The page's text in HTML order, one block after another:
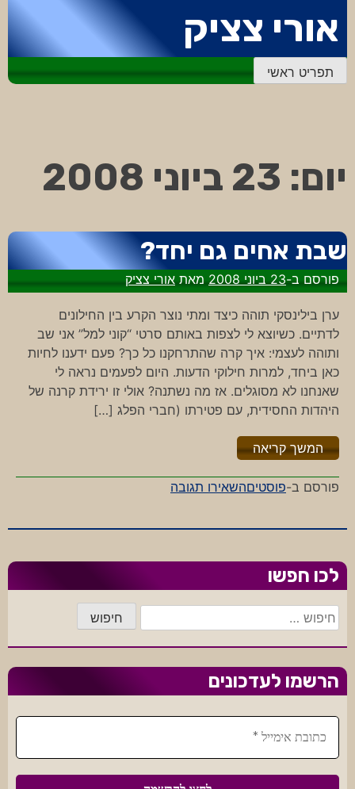
לתוכן
אורי צציק
תפריט ראשי
יום: 23 ביוני 2008
שבת אחים גם יחד?
פורסם ב-23 ביוני 2008 מאתאורי צציק
ערן בילינסקי תוהה כיצד ומתי נוצר הקרע בין החילונים
לדתיים. כשיוצא לי לצפות באותם סרטי “קוני למל” אני שב
ותוהה לעצמי: איך קרה שהתרחקנו כל כך? פעם ידענו לחיות
כאן ביחד, למרות חילוקי הדעות. היום לפעמים נראה לי
שאנחנו לא מסוגלים. אז מה נשתנה? אולי זו ירידת קרנה של
היהדות החסידית, עם פטירתו (חברי הפלג […]
המשך קריאה"%s"
פורסם ב-פוסטיםהשאירו תגובה
אחים
יחד?
לכו חפשו
חיפוש:
הרשמו לעדכונים